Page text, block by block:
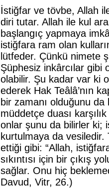
İstiğfar ve tövbe, Allah
diri tutar. Allah ile kul
başlangıç yapmaya
istiğfara ram olan
lütfeder. Çünkü nimete
Şüphesiz inkârcılar gibi
olabilir. Şu kadar var ki
ederek Hak Teâlâ’nın
bir zamanı olduğunu
müddetçe duası
onlar şunu da bilirler ki;
kurtulmaya da vesiledir.
ettiği gibi: “Allah,
sıkıntısı için bir çıkış
sağlar. Onu hiç
Davud, Vitr, 26.)